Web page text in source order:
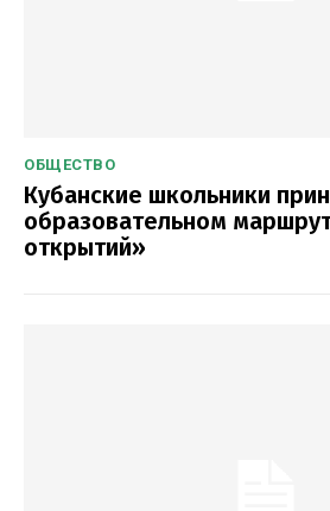
ОБЩЕСТВО
Кубанские школьники
образовательном
открытий»